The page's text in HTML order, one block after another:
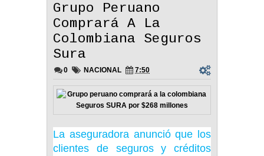
Grupo Peruano
Comprará A La
Colombiana Seguros
Sura
0 NACIONAL 7:50
La aseguradora anunció que los
clientes de seguros y créditos